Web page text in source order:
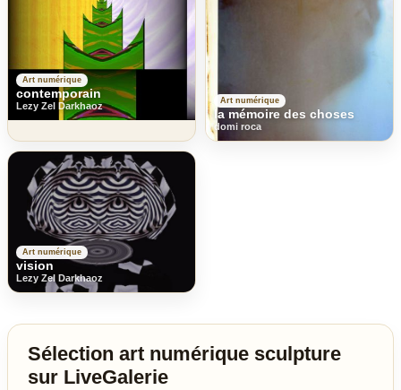
Art numérique
contemporain
Lezy Zel Darkhaoz
Art numérique
la mémoire des choses
domi roca
Art numérique
vision
Lezy Zel Darkhaoz
Sélection art numérique sculpture
sur LiveGalerie